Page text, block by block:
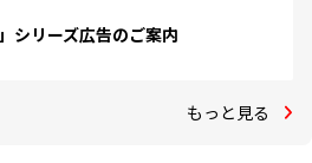
シリーズ広告のご案内
もっと見る